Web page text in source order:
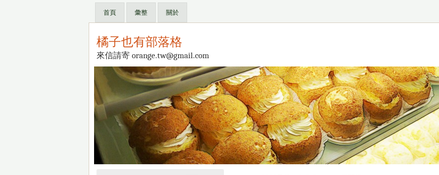
首頁 彙整 關於
橘子也有部落格
來信請寄 orange.tw@gmail.com